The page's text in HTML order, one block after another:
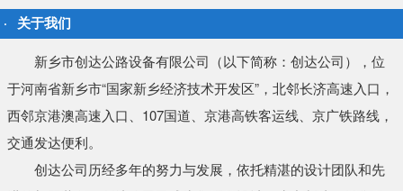
关于我们
新乡市创达公路设备有限公司（以下简称：创达公司），位
于河南省新乡市“国家新乡经济技术开发区”，北邻长济高速入口，
西邻京港澳高速入口、107国道、京港高铁客运线、京广铁路线，
交通发达便利。
创达公司历经多年的努力与发展，依托精湛的设计团队和先